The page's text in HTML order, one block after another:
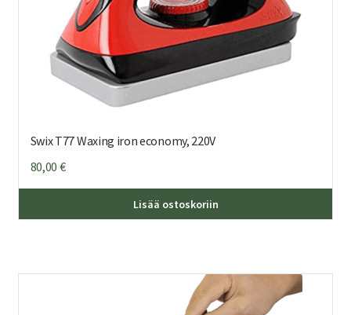
Swix T77 Waxing iron economy, 220V
80,00 €
Lisää ostoskoriin